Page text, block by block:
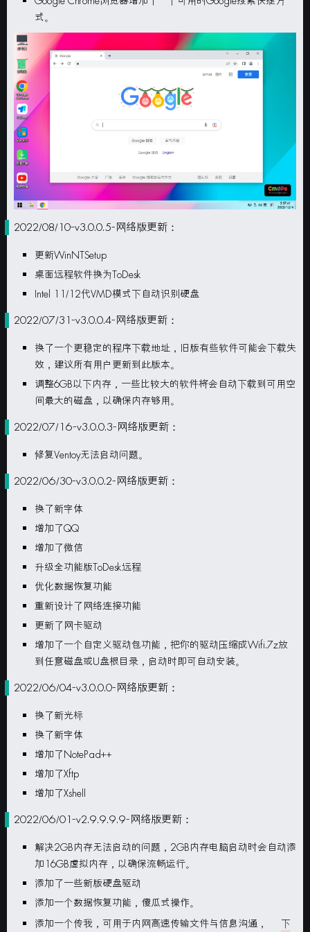
式。
2022/08/10-v3.0.0.5-网络版更新：
更新WinNTSetup
桌面远程软件换为ToDesk
Intel 11/12代VMD模式下自动识别硬盘
2022/07/31-v3.0.0.4-网络版更新：
换了一个更稳定的程序下载地址，旧版有些软件可能会下载失
效，建议所有用户更新到此版本。
调整6GB以下内存，一些比较大的软件将会自动下载到可用空
间最大的磁盘，以确保内存够用。
2022/07/16-v3.0.0.3-网络版更新：
修复Ventoy无法启动问题。
2022/06/30-v3.0.0.2-网络版更新：
换了新字体
增加了QQ
增加了微信
升级全功能版ToDesk远程
优化数据恢复功能
重新设计了网络连接功能
更新了网卡驱动
增加了一个自定义驱动包功能，把你的驱动压缩成Wifi.7z放
到任意磁盘或U盘根目录，启动时即可自动安装。
2022/06/04-v3.0.0.0-网络版更新：
换了新光标
换了新字体
增加了NotePad++
增加了Xftp
增加了Xshell
2022/06/01-v2.9.9.9.9-网络版更新：
解决2GB内存无法启动的问题，2GB内存电脑启动时会自动添
加16GB虚拟内存，以确保流畅运行。
添加了一些新版硬盘驱动
添加一个数据恢复功能，傻瓜式操作。
添加一个传我，可用于内网高速传输文件与信息沟通，
下